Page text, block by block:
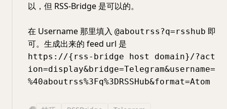
以，但 RSS-Bridge 是可以的。
在 Username 那里填入 @aboutrss?q=rsshub 即
可。生成出来的 feed url 是
https://{rss-bridge host domain}/?act
ion=display&bridge=Telegram&username=
%40aboutrss%3Fq%3DRSSHub&format=Atom